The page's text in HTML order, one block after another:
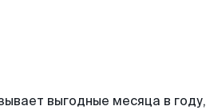
выгодные месяца в году,